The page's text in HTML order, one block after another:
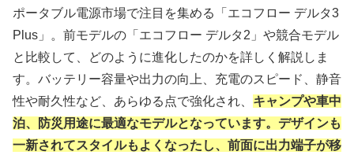
ポータブル電源市場で注目を集める「エコフロー デルタ3
Plus」。前モデルの「エコフロー デルタ2」や競合モデル
と比較して、どのように進化したのかを詳しく解説しま
す。バッテリー容量や出力の向上、充電のスピード、静音
性や耐久性など、あらゆる点で強化され、 キャンプや車中
泊、防災用途に最適なモデルとなっています。デザインも
一新されてスタイルもよくなったし、前面に出力端子が移